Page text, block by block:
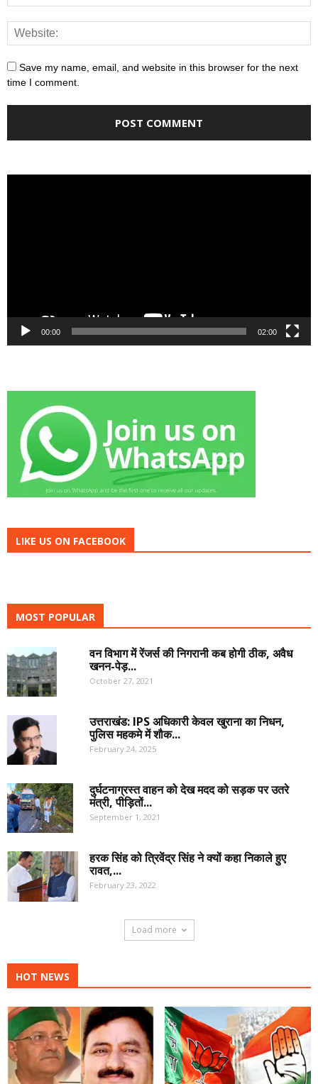
Save my name, email, and website in this browser for the next
time I comment.
00:00 02:00
LIKE US ON FACEBOOK
MOST POPULAR
वन विभाग में रेंजर्स की निगरानी कब होगी ठीक, अवैध
खनन-पेड़...
October 27, 2021
उत्तराखंड: IPS अधिकारी केवल खुराना का निधन,
पुलिस महकमे में शौक...
February 24, 2025
दुर्घटनाग्रस्त वाहन को देख मदद को सड़क पर उतरे
मंत्री, पीड़ितों...
September 1, 2021
हरक सिंह को त्रिवेंद्र सिंह ने क्यों कहा निकाले हुए
रावत,...
February 23, 2022
Load more
HOT NEWS